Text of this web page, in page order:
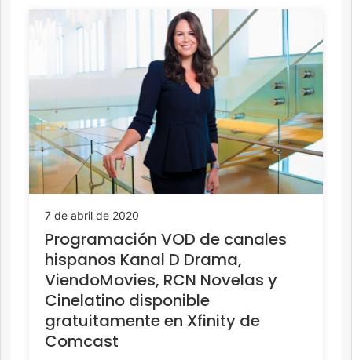
7 de abril de 2020
Programación VOD de canales
hispanos Kanal D Drama,
ViendoMovies, RCN Novelas y
Cinelatino disponible
gratuitamente en Xfinity de
Comcast